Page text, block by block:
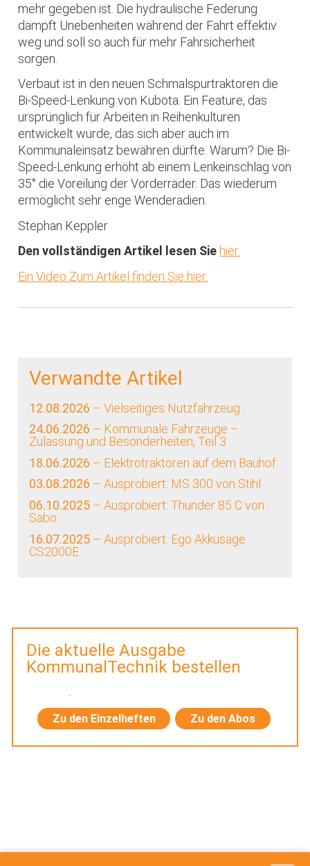
mehr gegeben ist. Die hydraulische Federung
dämpft Unebenheiten während der Fahrt effektiv
weg und soll so auch für mehr Fahrsicherheit
sorgen.
Verbaut ist in den neuen Schmalspurtraktoren die
Bi-Speed-Lenkung von Kubota. Ein Feature, das
ursprünglich für Arbeiten in Reihenkulturen
entwickelt wurde, das sich aber auch im
Kommunaleinsatz bewähren dürfte. Warum? Die Bi-
Speed-Lenkung erhöht ab einem Lenkeinschlag von
35° die Voreilung der Vorderräder. Das wiederum
ermöglicht sehr enge Wenderadien.
Stephan Keppler
Den vollständigen Artikel lesen Sie hier.
Ein Video Zum Artikel finden Sie hier.
Verwandte Artikel
12.08.2026 – Vielseitiges Nutzfahrzeug
24.06.2026 – Kommunale Fahrzeuge –
Zulassung und Besonderheiten, Teil 3
18.06.2026 – Elektrotraktoren auf dem Bauhof
03.08.2026 – Ausprobiert: MS 300 von Stihl
06.10.2025 – Ausprobiert: Thunder 85 C von
Sabo
16.07.2025 – Ausprobiert: Ego Akkusäge
CS2000E
Die aktuelle Ausgabe
KommunalTechnik bestellen
Zu den Einzelheften Zu den Abos